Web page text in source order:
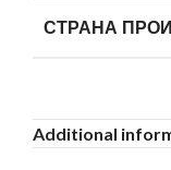
СТРАНА
Additional